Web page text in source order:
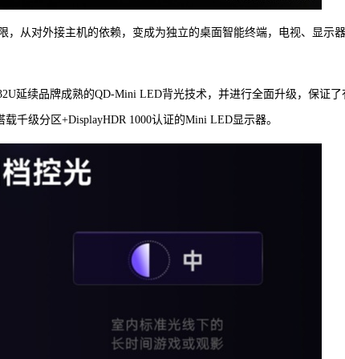
，从对外接主机的依赖，变成为独立的桌面智能终端，电视、显示
延续品牌成熟的QD-Mini LED背光技术，并进行全面升级，保证了
千级分区+DisplayHDR 1000认证的Mini LED显示器。